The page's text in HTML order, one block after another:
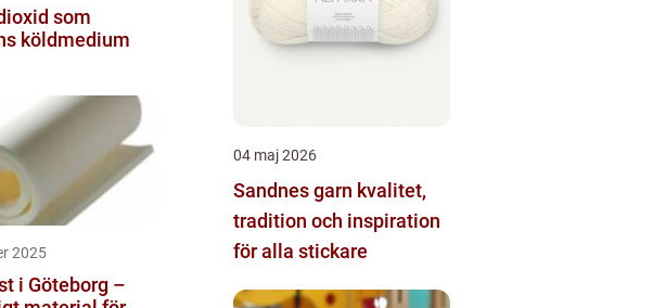
köldmedium
2025
i Göteborg –
04 maj 2026
Sandnes garn kvalitet,
tradition och inspiration
för alla stickare